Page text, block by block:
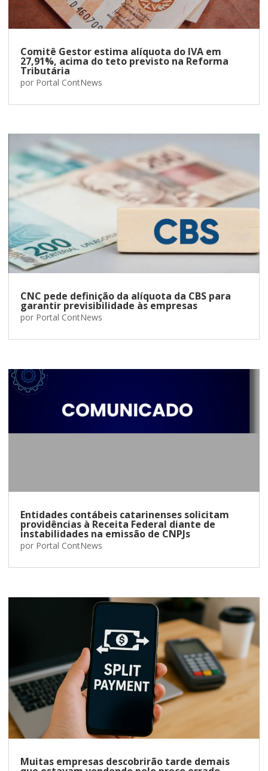
Comitê Gestor estima alíquota do IVA em
27,91%, acima do teto previsto na Reforma
Tributária
por Portal ContNews
CNC pede definição da alíquota da CBS para
garantir previsibilidade às empresas
por Portal ContNews
Entidades contábeis catarinenses solicitam
providências à Receita Federal diante de
instabilidades na emissão de CNPJs
por Portal ContNews
Muitas empresas descobrirão tarde demais